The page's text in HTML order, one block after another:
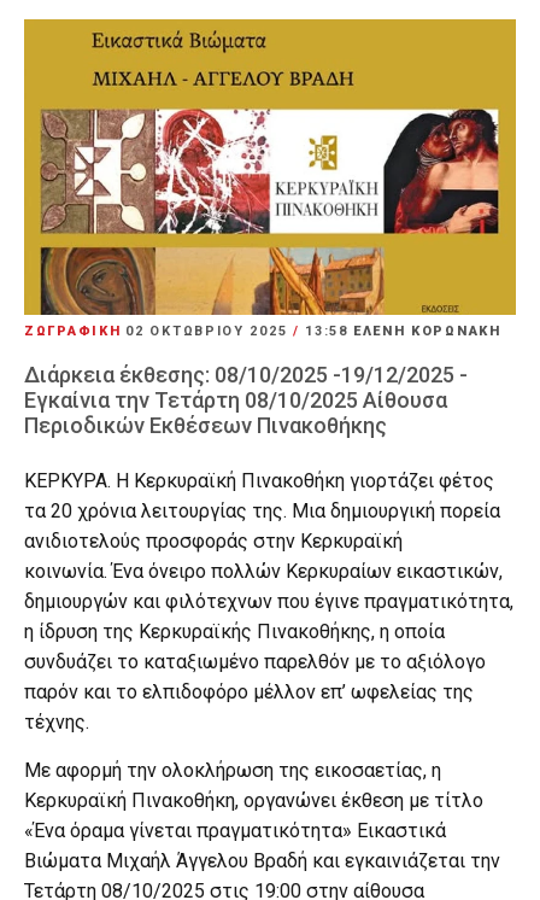
ΖΩΓΡΑΦΙΚΗ 02 ΟΚΤΩΒΡΊΟΥ 2025 / 13:58 ΕΛΕΝΗ ΚΟΡΩΝΑΚΗ
Διάρκεια έκθεσης: 08/10/2025 -19/12/2025 -
Εγκαίνια την Τετάρτη 08/10/2025 Αίθουσα
Περιοδικών Εκθέσεων Πινακοθήκης
ΚΕΡΚΥΡΑ. Η Κερκυραϊκή Πινακοθήκη γιορτάζει φέτος
τα 20 χρόνια λειτουργίας της. Μια δημιουργική πορεία
ανιδιοτελούς προσφοράς στην Κερκυραϊκή
κοινωνία. Ένα όνειρο πολλών Κερκυραίων εικαστικών,
δημιουργών και φιλότεχνων που έγινε πραγματικότητα,
η ίδρυση της Κερκυραϊκής Πινακοθήκης, η οποία
συνδυάζει το καταξιωμένο παρελθόν με το αξιόλογο
παρόν και το ελπιδοφόρο μέλλον επ’ ωφελείας της
τέχνης.
Με αφορμή την ολοκλήρωση της εικοσαετίας, η
Κερκυραϊκή Πινακοθήκη, οργανώνει έκθεση με τίτλο
«Ένα όραμα γίνεται πραγματικότητα» Εικαστικά
Βιώματα Μιχαήλ Άγγελου Βραδή και εγκαινιάζεται την
Τετάρτη 08/10/2025 στις 19:00 στην αίθουσα